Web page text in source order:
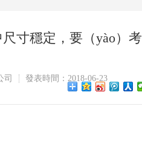
寸穩定，要（yào）考
發表時間：2018-06-23